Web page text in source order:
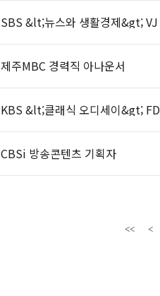
SBS &lt;뉴스와 생활경제&gt; VJ
제주MBC 경력직 아나운서
KBS &lt;클래식 오디세이&gt; FD
CBSi 방송콘텐츠 기획자